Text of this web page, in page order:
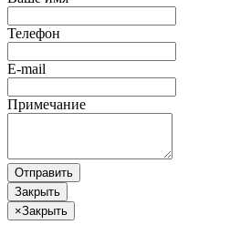
Телефон
E-mail
Примечание
Отправить
Закрыть
×Закрыть